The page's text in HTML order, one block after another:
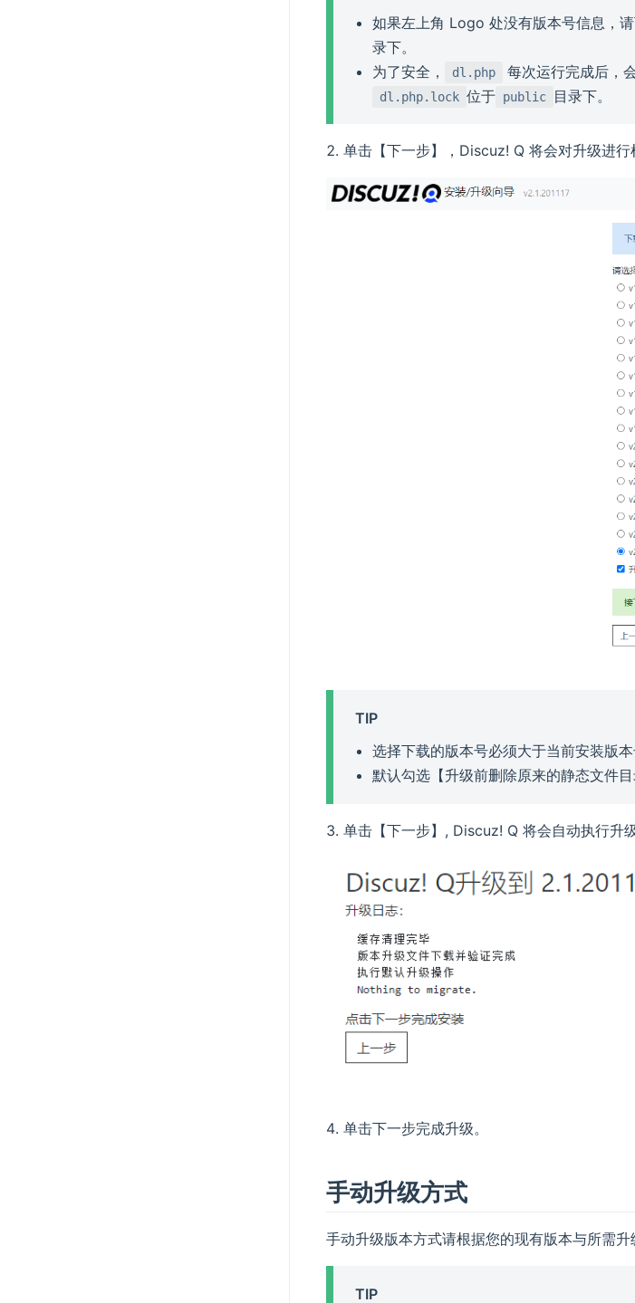
如果左上角 Logo 处没有版本号信息，
录下。
为了安全，
dl.php 每次运行完成后，
dl.php.lock 位于 public 目录下。
单击【下一步】，Discuz! Q 将会对升级进
TIP
选择下载的版本号必须大于当前安装版本
默认勾选【升级前删除原来的静态文件
单击【下一步】, Discuz! Q 将会自动执行升
单击下一步完成升级。
手动升级方式
手动升级版本方式请根据您的现有版本与所需升
TIP